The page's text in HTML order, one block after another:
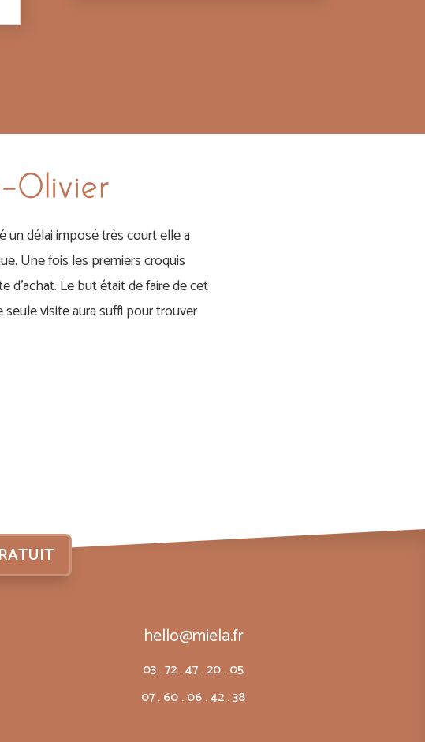
Olivier
un délai imposé très court elle a
Une fois les premiers croquis
d’achat. Le but était de faire de cet
visite aura suffi pour trouver
hello@miela.fr
03 . 72 . 47 . 20 . 05
07 . 60 . 06 . 42 . 38